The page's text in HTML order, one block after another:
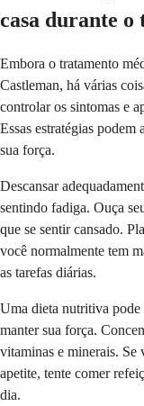
casa durante o
Embora o tratamento
Castleman, há várias
controlar os sintomas e
Essas estratégias
sua força.
Descansar
sentindo fadiga. Ouça
que se sentir cansado.
você normalmente tem
as tarefas diárias.
Uma dieta nutritiva pode
manter sua força.
vitaminas e minerais. Se
apetite, tente comer
dia.